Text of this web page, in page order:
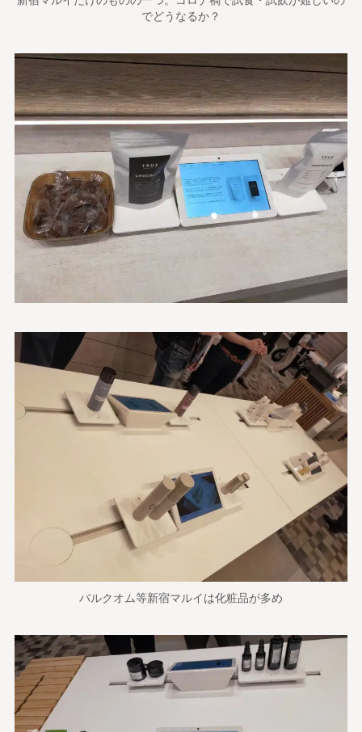
でどうなるか？
バルクオム等新宿マルイは化粧品が多め